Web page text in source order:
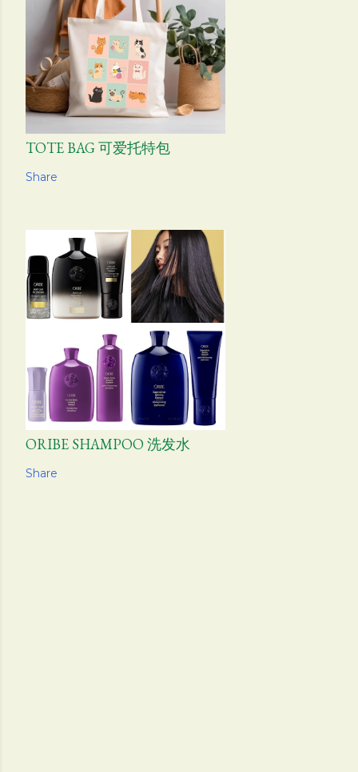
TOTE BAG 可爱托特包
Share
ORIBE SHAMPOO 洗发水
Share